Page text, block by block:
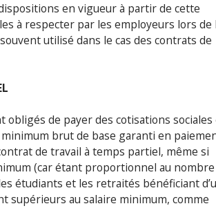
en vigueur à partir de cette
à respecter par les employeurs lors de
utilisé dans le cas des contrats de
de payer des cotisations sociales
brut de base garanti en
de travail à temps partiel, même si
(car étant proportionnel au nombre
étudiants et les retraités bénéficiant
supérieurs au salaire minimum, comme